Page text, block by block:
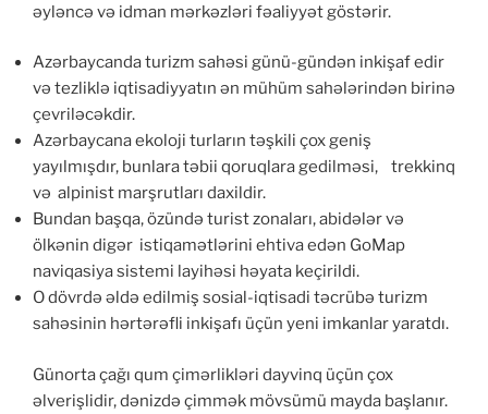
əyləncə və idman mərkəzləri fəaliyyət göstərir.
Azərbaycanda turizm sahəsi günü-gündən inkişaf edir
və tezliklə iqtisadiyyatın ən mühüm sahələrindən birinə
çevriləcəkdir.
Azərbaycana ekoloji turların təşkili çox geniş
yayılmışdır, bunlara təbii qoruqlara gedilməsi, trekkinq
və alpinist marşrutları daxildir.
Bundan başqa, özündə turist zonaları, abidələr və
ölkənin digər istiqamətlərini ehtiva edən GoMap
naviqasiya sistemi layihəsi həyata keçirildi.
O dövrdə əldə edilmiş sosial-iqtisadi təcrübə turizm
sahəsinin hərtərəfli inkişafı üçün yeni imkanlar yaratdı.
Günorta çağı qum çimərlikləri dayvinq üçün çox
əlverişlidir, dənizdə çimmək mövsümü mayda başlanır.